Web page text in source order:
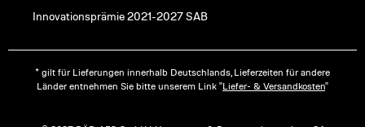
Innovationsprämie 2021-2027 SAB
* gilt für Lieferungen innerhalb Deutschlands, Lieferzeiten für andere
Länder entnehmen Sie bitte unserem Link "Liefer- & Versandkosten"